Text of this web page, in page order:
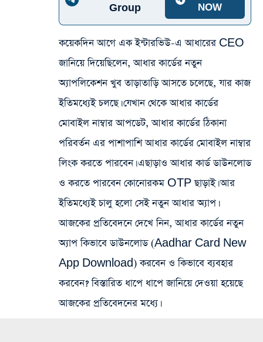
Group
NOW
কয়েকদিন আগে এক ইন্টারভিউ-এ আধারের CEO
জানিয়ে দিয়েছিলেন, আধার কার্ডের নতুন
অ্যাপলিকেশন খুব তাড়াতাড়ি আসতে চলেছে, যার কাজ
ইতিমধ্যেই চলছে। যেখান থেকে আধার কার্ডের
মোবাইল নাম্বার আপডেট, আধার কার্ডের ঠিকানা
পরিবর্তন এর পাশাপাশি আধার কার্ডের মোবাইল নাম্বার
লিংক করতে পারবেন। এছাড়াও আধার কার্ড ডাউনলোড
ও করতে পারবেন কোনোরকম OTP ছাড়াই। আর
ইতিমধ্যেই চালু হলো সেই নতুন আধার অ্যাপ।
আজকের প্রতিবেদনে দেখে নিন, আধার কার্ডের নতুন
অ্যাপ কিভাবে ডাউনলোড (Aadhar Card New
App Download) করবেন ও কিভাবে ব্যবহার
করবেন? বিস্তারিত ধাপে ধাপে জানিয়ে দেওয়া হয়েছে
আজকের প্রতিবেদনের মধ্যে।